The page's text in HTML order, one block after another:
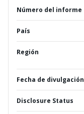
Número del informe
País
Región
Fecha de divulgación
Disclosure Status